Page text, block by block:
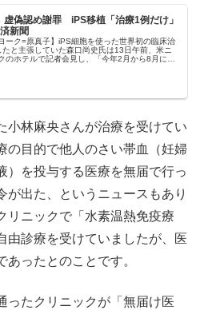
虚偽認め謝罪 iPS移植「治療1例だけ」
新聞
ーク=原真子】iPS細胞を使った世界初の臨床治
たと主張していた森口尚史氏は13日午前、米ニ
のホテルで記者会見し、「今年2月から8月につ
小林麻央さんが治療を受けてい
の目的で他人のさい帯血（妊婦
）を投与する医療を無届で行っ
が出た、というニュースもあり
リニックで「水素温熱免疫療
由診療を受けていましたが、医
ったとのことです。
ったクリニックが「無届け医